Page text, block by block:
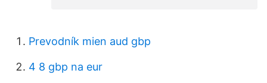
Prevodník mien aud gbp
4 8 gbp na eur